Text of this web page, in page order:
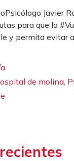
Javier
para que la
y permita evitar
de molina,